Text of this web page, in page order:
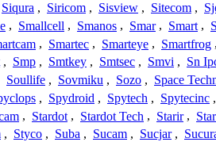
Siqura , Siricom , Sisview , Sitecom ,
, Smallcell , Smanos , Smar , Smart ,
, Smartec , Smarteye , Smartfrog ,
, Smp , Smtkey , Smtsec , Smvi , Sn
Soullife , Sovmiku , Sozo , Space
, Spydroid , Spytech , Spytecinc ,
, Stardot , Stardot Tech , Starir ,
, Styco , Suba , Sucam , Sucjar ,